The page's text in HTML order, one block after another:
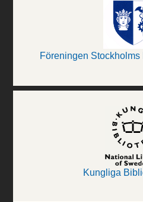
Föreningen
Kungliga